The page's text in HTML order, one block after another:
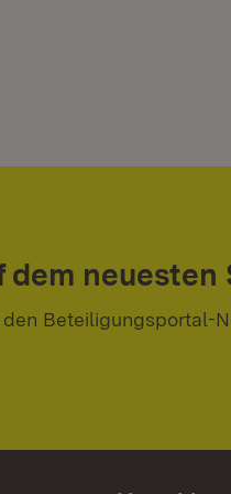
dem neuesten
Beteiligungsportal-